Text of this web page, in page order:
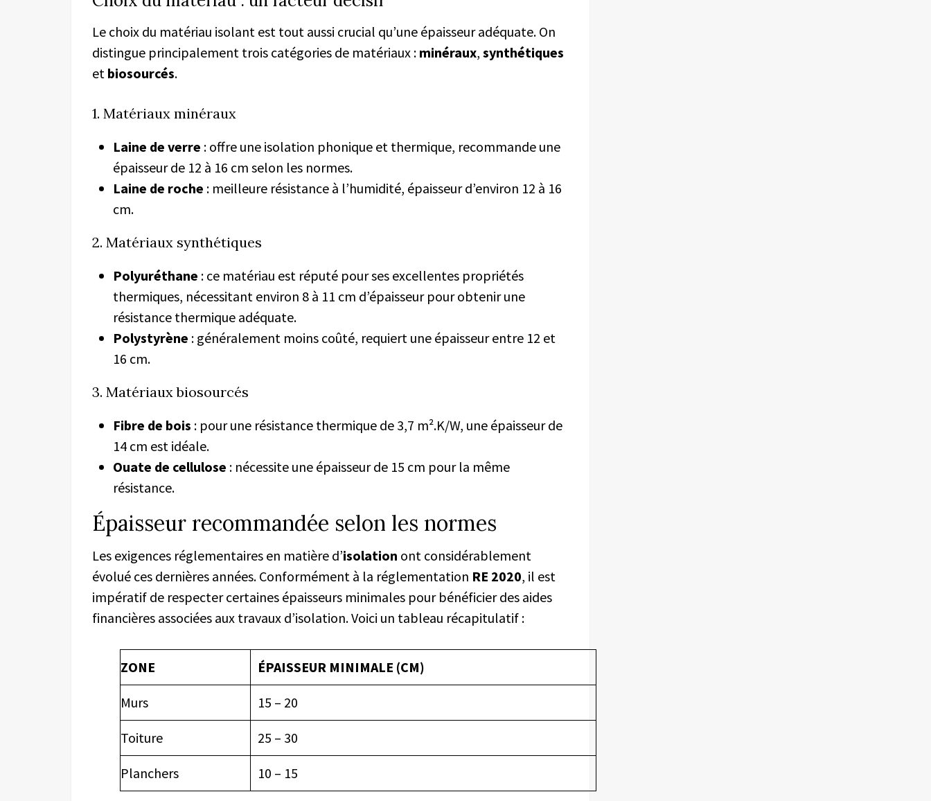
Le choix du matériau isolant est tout aussi crucial qu’une épaisseur adéquate. On
distingue principalement trois catégories de matériaux : minéraux, synthétiques
et biosourcés.
1. Matériaux minéraux
Laine de verre : offre une isolation phonique et thermique, recommande une
épaisseur de 12 à 16 cm selon les normes.
Laine de roche : meilleure résistance à l’humidité, épaisseur d’environ 12 à 16
cm.
2. Matériaux synthétiques
Polyuréthane : ce matériau est réputé pour ses excellentes propriétés
thermiques, nécessitant environ 8 à 11 cm d’épaisseur pour obtenir une
résistance thermique adéquate.
Polystyrène : généralement moins coûté, requiert une épaisseur entre 12 et
16 cm.
3. Matériaux biosourcés
Fibre de bois : pour une résistance thermique de 3,7 m².K/W, une épaisseur de
14 cm est idéale.
Ouate de cellulose : nécessite une épaisseur de 15 cm pour la même
résistance.
Épaisseur recommandée selon les normes
Les exigences réglementaires en matière d’isolation ont considérablement
évolué ces dernières années. Conformément à la réglementation RE 2020, il est
impératif de respecter certaines épaisseurs minimales pour bénéficier des aides
financières associées aux travaux d’isolation. Voici un tableau récapitulatif :
ZONE ÉPAISSEUR MINIMALE (CM)
Murs 15 – 20
Toiture 25 – 30
Planchers 10 – 15